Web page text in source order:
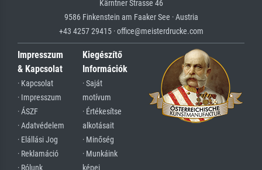
Kärntner Strasse 46
9586 Finkenstein am Faaker See · Austria
+43 4257 29415 · office@meisterdrucke.com
Impresszum
& Kapcsolat
· Kapcsolat
· Impresszum
· ÁSZF
· Adatvédelem
· Elállási Jog
· Reklamáció
· Rólunk
Kiegészítő
Információk
· Saját
motívum
· Értékesítse
alkotásait
· Minőség
· Munkáink
képei